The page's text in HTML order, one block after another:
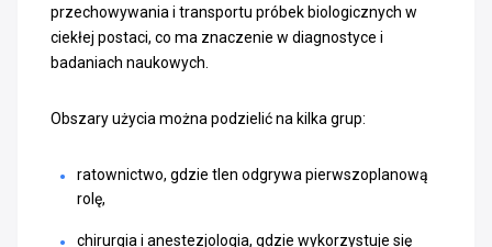
przechowywania i transportu próbek biologicznych w
ciekłej postaci, co ma znaczenie w diagnostyce i
badaniach naukowych.
Obszary użycia można podzielić na kilka grup:
ratownictwo, gdzie tlen odgrywa pierwszoplanową
rolę,
chirurgia i anestezjologia, gdzie wykorzystuje się